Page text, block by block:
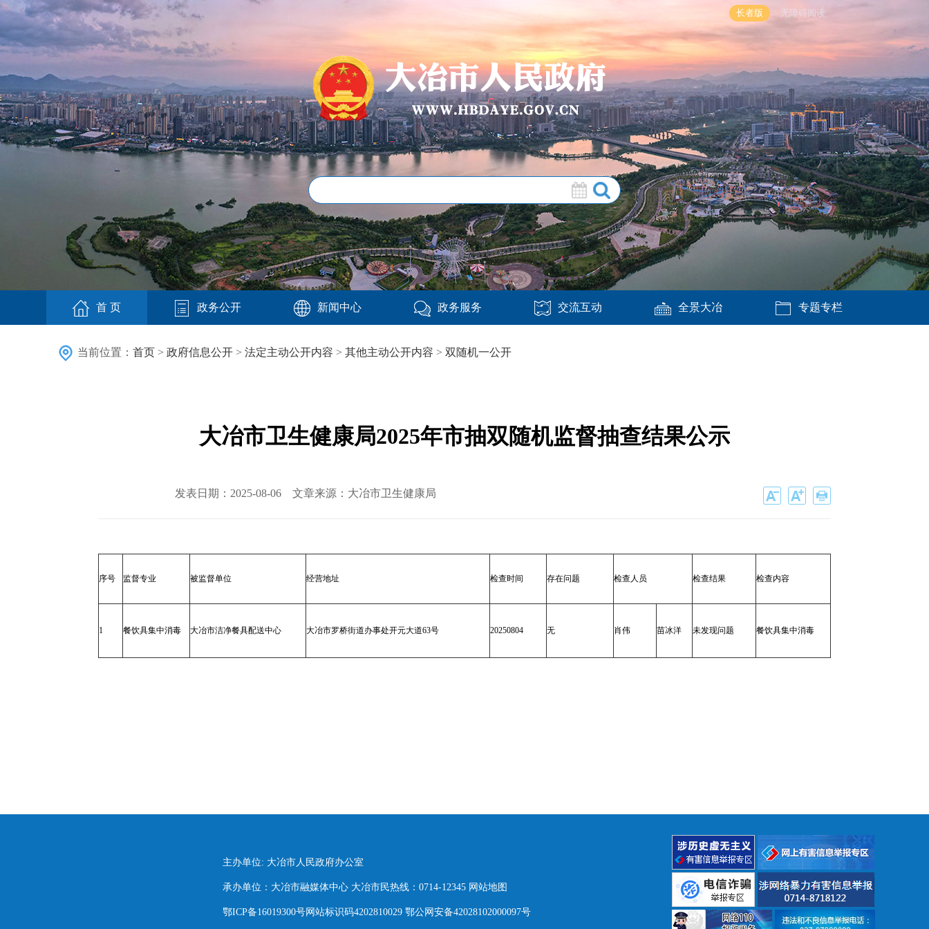
长者版 无障碍阅读
首 页 政务公开 新闻中心 政务服务 交流互动 全景大冶 专题专栏
当前位置： 首页 > 政府信息公开 > 法定主动公开内容 > 其他主动公开内容 > 双随机一公开
大冶市卫生健康局2025年市抽双随机监督抽查结果公示
发表日期：2025-08-06 文章来源：大冶市卫生健康局
序号 监督专业 被监督单位 经营地址 检查时间 存在问题 检查人员 检查结果 检查内容
1 餐饮具集中消毒 大冶市洁净餐具配送中心 大冶市罗桥街道办事处开元大道63号 20250804 无 肖伟 苗冰洋 未发现问题 餐饮具集中消毒
主办单位: 大冶市人民政府办公室
承办单位：大冶市融媒体中心 大冶市民热线：0714-12345 网站地图
鄂ICP备16019300号网站标识码4202810029 鄂公网安备42028102000097号